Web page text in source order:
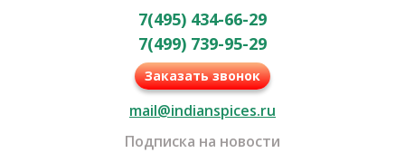
7(495) 434-66-29
7(499) 739-95-29
Заказать звонок
mail@indianspices.ru
Подписка на новости